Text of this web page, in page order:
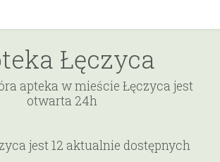
Łęczyca
apteka w mieście Łęczyca jest
otwarta 24h
jest 12 aktualnie dostępnych